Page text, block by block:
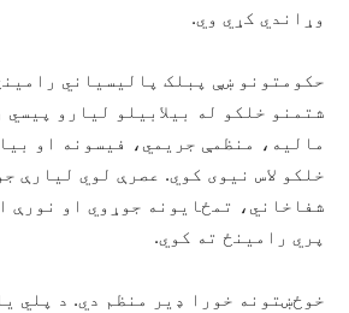
وړاندي کړي وي.
حکومتونو ښې پبلک پاليسياني
شتمنو خلکو له بيلابيلو ليارو پيسي
ماليه، منظمې جريمي، فيسونه او
خلکو لاس نيوی کوي. عصرې لوي ليارې
شفاخاني، تمځايونه جوړوي او نورې
پري رامينځ ته کوي.
خوځښتونه خورا ډير منظم دي. د پلي